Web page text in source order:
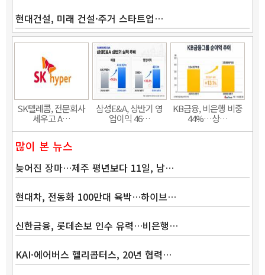
현대건설, 미래 건설·주거 스타트업…
SK텔레콤, 전문회사
세우고 A…
삼성E&A, 상반기 영
업이익 46…
KB금융, 비은행 비중
44%…상…
많이 본 뉴스
늦어진 장마…제주 평년보다 11일, 남…
현대차, 전동화 100만대 육박…하이브…
신한금융, 롯데손보 인수 유력…비은행…
KAI·에어버스 헬리콥터스, 20년 협력…